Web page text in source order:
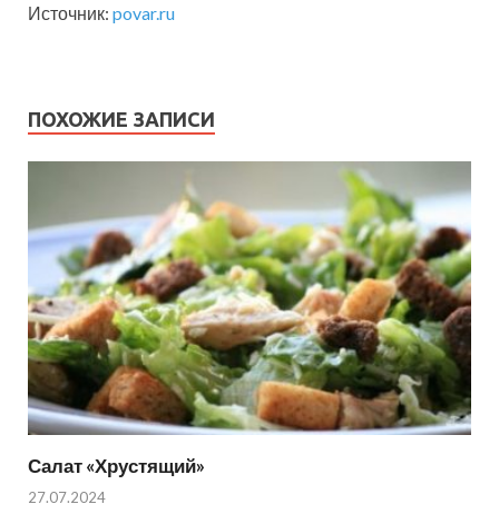
Источник: povar.ru
ПОХОЖИЕ ЗАПИСИ
Салат «Хрустящий»
27.07.2024